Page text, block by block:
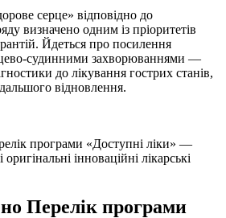
серце» відповідно до
визначено одним із пріоритетів
Йдеться про посилення
судинними захворюваннями —
до лікування гострих станів,
відновлення.
Перелік програми